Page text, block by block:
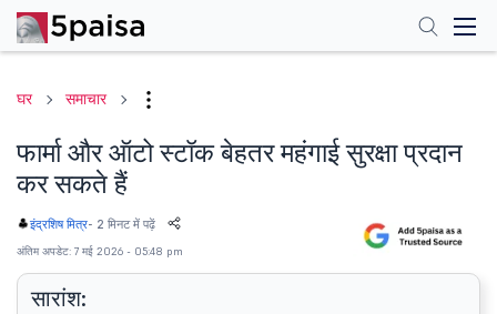
घर समाचार
फार्मा और ऑटो स्टॉक बेहतर महंगाई सुरक्षा प्रदान
कर सकते हैं
इंद्रशिष मित्र- 2 मिनट में पढ़ें
अंतिम अपडेट: 7 मई 2026 - 05:48 pm
सारांश: